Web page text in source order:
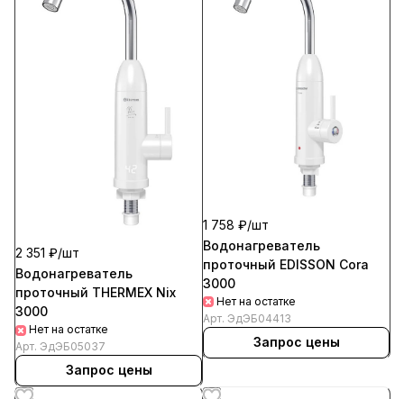
2 351 ₽/шт
Водонагреватель
проточный THERMEX Nix
3000
Нет на остатке
Арт. ЭдЭБ05037
Запрос цены
1 758 ₽/шт
Водонагреватель
проточный EDISSON Cora
3000
Нет на остатке
Арт. ЭдЭБ04413
Запрос цены